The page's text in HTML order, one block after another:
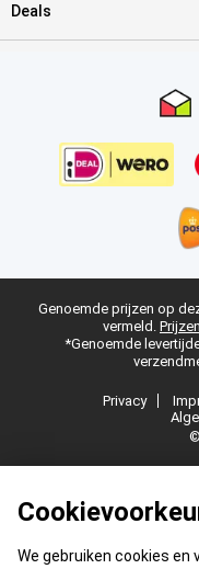
We gebruiken cookies en
Deals
Genoemde prijzen op
vermeld.
*Genoemde
Privacy